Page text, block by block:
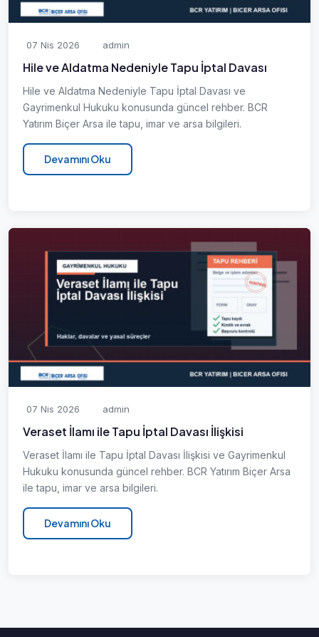
07 Nis 2026 admin
Hile ve Aldatma Nedeniyle Tapu İptal Davası
Hile ve Aldatma Nedeniyle Tapu İptal Davası ve
Gayrimenkul Hukuku konusunda güncel rehber. BCR
Yatırım Biçer Arsa ile tapu, imar ve arsa bilgileri.
Devamını Oku
07 Nis 2026 admin
Veraset İlamı ile Tapu İptal Davası İlişkisi
Veraset İlamı ile Tapu İptal Davası İlişkisi ve Gayrimenkul
Hukuku konusunda güncel rehber. BCR Yatırım Biçer Arsa
ile tapu, imar ve arsa bilgileri.
Devamını Oku